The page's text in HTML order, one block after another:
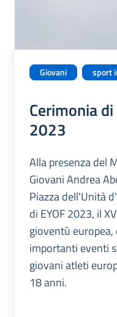
Giovani sport
Cerimonia
2023
Alla presenza del
Giovani Andrea
Piazza dell'Unità
di EYOF 2023, il
gioventù
importanti eventi
giovani atleti
18 anni.